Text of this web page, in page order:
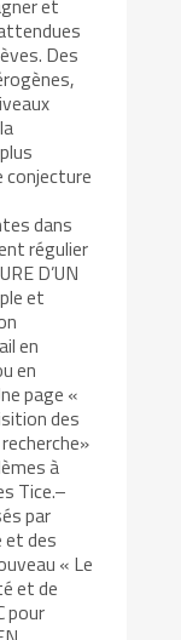
Des
conjecture
dans
régulier
D’UN
et
en
en
page «
des
à
Tice.–
par
des
« Le
et de
pour